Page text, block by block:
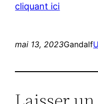
cliquant ici
mai 13, 2023Gandalf